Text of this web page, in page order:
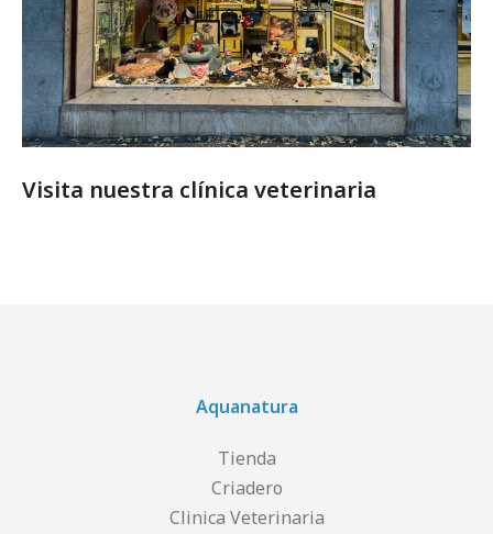
Visita nuestra clínica veterinaria
Aquanatura
Tienda
Criadero
Clinica Veterinaria